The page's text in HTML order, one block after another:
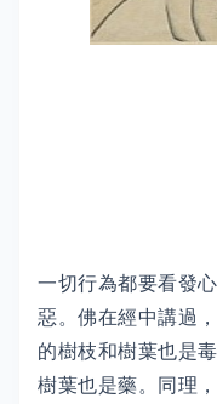
一切行為都要看發
惡。佛在經中講過
的樹枝和樹葉也是
樹葉也是藥。同理